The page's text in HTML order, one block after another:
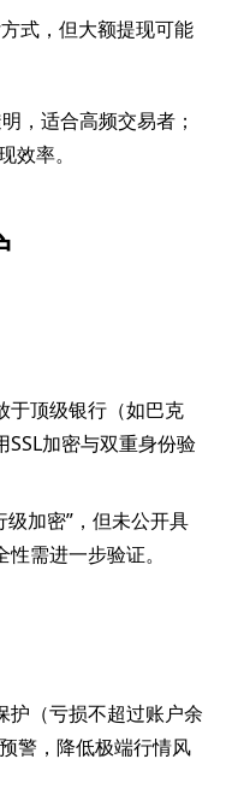
式，但大额提现可能
，适合高频交易者；
率。
于顶级银行（如巴克
加密与双重身份验
级加密”，但未公开具
需进一步验证。
护（亏损不超过账户余
警，降低极端行情风